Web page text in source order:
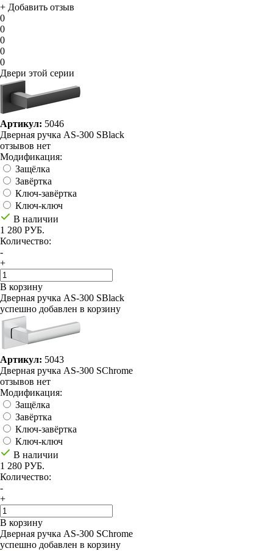
+ Добавить отзыв
0
0
0
0
0
Двери этой серии
Артикул: 5046
Дверная ручка AS-300 SBlack
отзывов нет
Модификация:
Защёлка
Завёртка
Ключ-завёртка
Ключ-ключ
В наличии
1 280 РУБ.
Количество:
-
+
В корзину
Дверная ручка AS-300 SBlack
успешно добавлен в корзину
Артикул: 5043
Дверная ручка AS-300 SChrome
отзывов нет
Модификация:
Защёлка
Завёртка
Ключ-завёртка
Ключ-ключ
В наличии
1 280 РУБ.
Количество:
-
+
В корзину
Дверная ручка AS-300 SChrome
успешно добавлен в корзину